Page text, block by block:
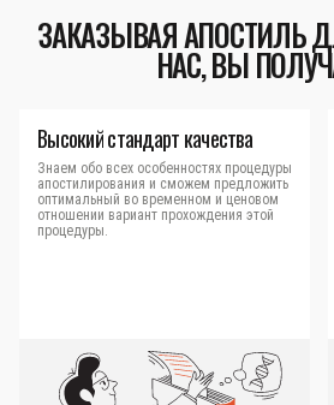
ЗАКАЗЫВАЯ АПОСТИЛЬ
НАС, ВЫ
Высокий стандарт качества
Знаем обо всех особенностях процедуры
апостилирования и сможем предложить
оптимальный во временном и ценовом
отношении вариант прохождения этой
процедуры.